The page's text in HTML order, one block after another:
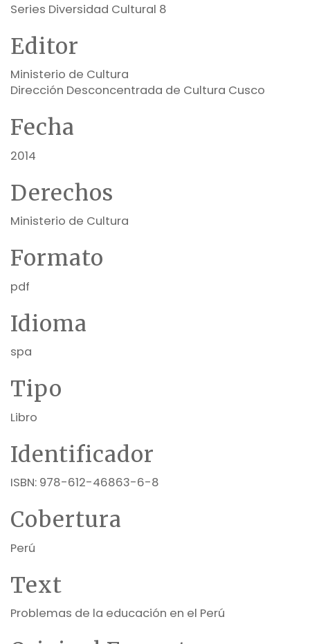
Series Diversidad Cultural 8
Editor
Ministerio de Cultura
Dirección Desconcentrada de Cultura Cusco
Fecha
2014
Derechos
Ministerio de Cultura
Formato
pdf
Idioma
spa
Tipo
Libro
Identificador
ISBN: 978-612-46863-6-8
Cobertura
Perú
Text
Problemas de la educación en el Perú